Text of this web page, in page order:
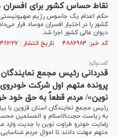
نقاط حساس کشور برای افسران
حکم اعدام یک جاسوس رژیم
کشور را در اختیار افسران موساد قرار
دیوان عالی کشور اجرا شد.
کد خبر: ۴۸۸۶۹۸۴ تاریخ انتشار : ۱۴۰۴/۱۲/۲۷
گفت‌وگو|
قدردانی رئیس مجمع
پرونده متهم اول شرکت
نوین»/ مردم قطعاً به حق خود
رئیس مجمع نمایندگان استان قزوین با
به ریاست حجت‌الاسلام و المسلمین
رضایت خودرو طراوت نوین با جدیت
متهم مهلت دادند تا اموال مردم